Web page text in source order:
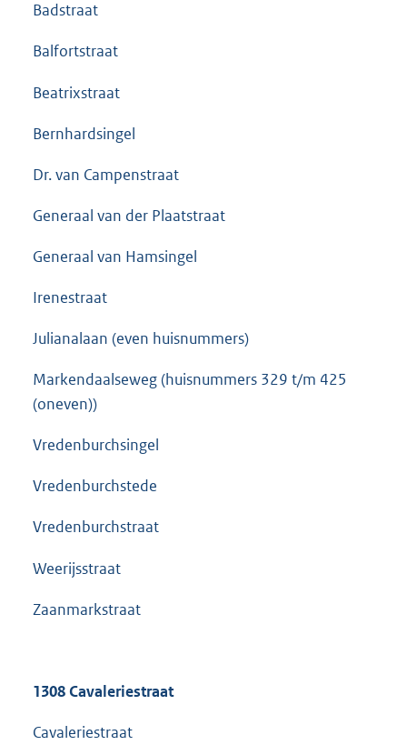
Badstraat
Balfortstraat
Beatrixstraat
Bernhardsingel
Dr. van Campenstraat
Generaal van der Plaatstraat
Generaal van Hamsingel
Irenestraat
Julianalaan (even huisnummers)
Markendaalseweg (huisnummers 329 t/m 425
(oneven))
Vredenburchsingel
Vredenburchstede
Vredenburchstraat
Weerijsstraat
Zaanmarkstraat
1308 Cavaleriestraat
Cavaleriestraat